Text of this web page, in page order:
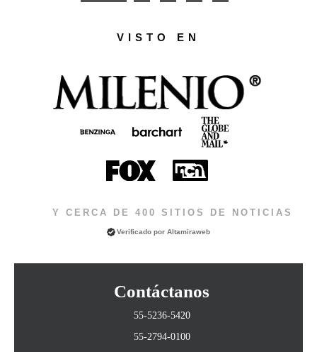
VISTO EN
Y CERCA DE 400 SITIOS DE NOTICIAS
Verificado porAltamiraweb
Contáctanos
55-5236-5420
55-2794-0100